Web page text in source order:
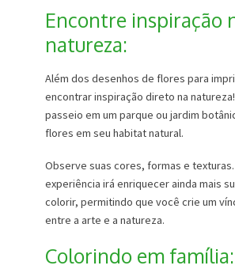
Encontre inspiração
natureza:
Além dos desenhos de flores para
encontrar inspiração direto na natureza!
passeio em um parque ou jardim
flores em seu habitat natural.
Observe suas cores, formas e texturas.
experiência irá enriquecer ainda mais
colorir, permitindo que você crie um
entre a arte e a natureza.
Colorindo em família: